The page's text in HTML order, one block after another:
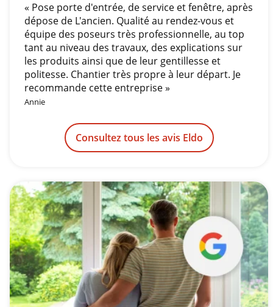
« Pose porte d'entrée, de service et fenêtre, après
dépose de L'ancien. Qualité au rendez-vous et
équipe des poseurs très professionnelle, au top
tant au niveau des travaux, des explications sur
les produits ainsi que de leur gentillesse et
politesse. Chantier très propre à leur départ. Je
recommande cette entreprise »
Annie
Consultez tous les avis Eldo